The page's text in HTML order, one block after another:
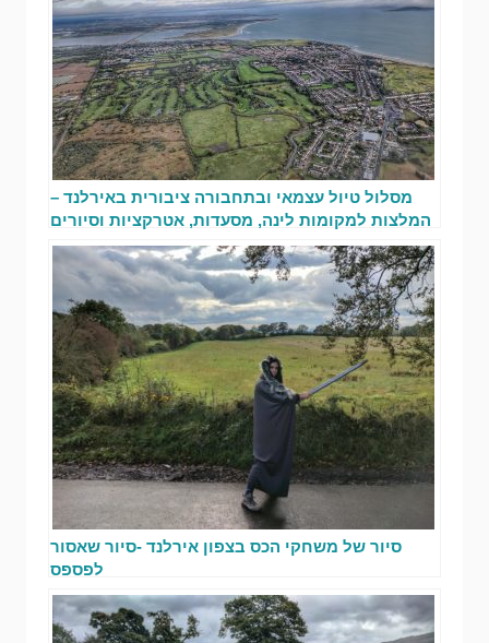
מסלול טיול עצמאי ובתחבורה ציבורית באירלנד –
המלצות למקומות לינה, מסעדות, אטרקציות וסיורים
סיור של משחקי הכס בצפון אירלנד -סיור שאסור
לפספס